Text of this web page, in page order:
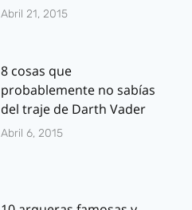
Abril 21, 2015
8 cosas que
probablemente no sabías
del traje de Darth Vader
Abril 6, 2015